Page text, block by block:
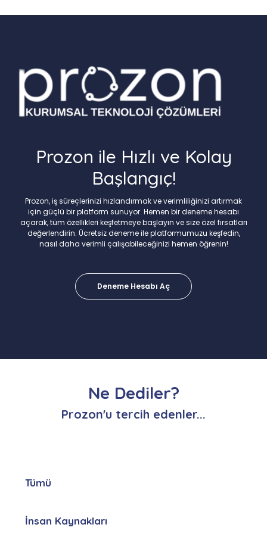
Prozon ile Hızlı ve Kolay
Başlangıç!
Prozon, iş süreçlerinizi hızlandırmak ve verimliliğinizi artırmak
için güçlü bir platform sunuyor. Hemen bir deneme hesabı
açarak, tüm özellikleri keşfetmeye başlayın ve size özel fırsatları
değerlendirin. Ücretsiz deneme ile platformumuzu keşfedin,
nasıl daha verimli çalışabileceğinizi hemen öğrenin!
Deneme Hesabı Aç
Ne Dediler?
Prozon'u tercih edenler...
Tümü
İnsan Kaynakları